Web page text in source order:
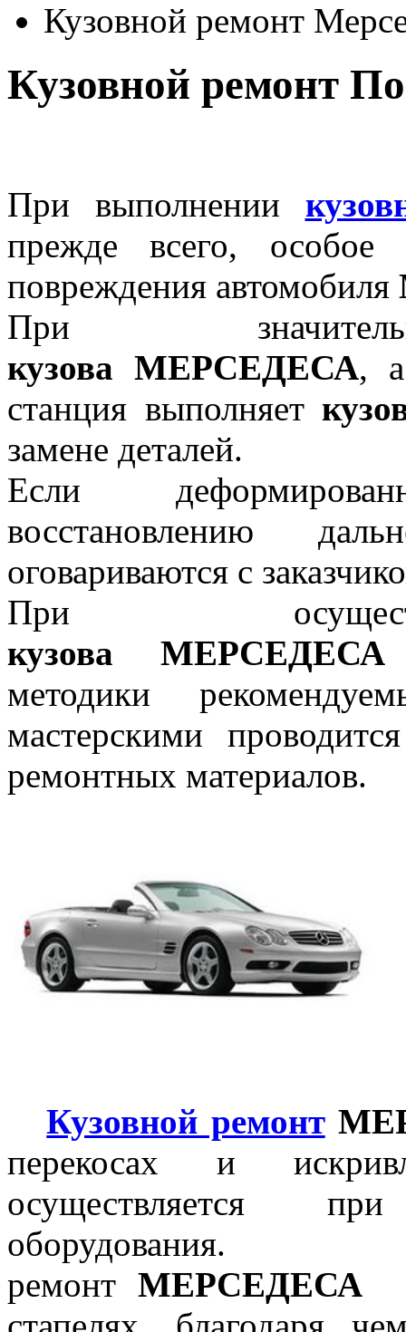
Кузовной ремонт
Кузовной ремонт
При выполнении
прежде всего, особое
повреждения автомобиля
При
кузоваМЕРСЕДЕСА,
станция выполняет
замене деталей.
Если
восстановлению
оговариваются с
При
кузоваМЕРСЕДЕСА
методики
мастерскими
ремонтных материалов.
Кузовной ремонт
перекосах и
осуществляется
ремонтМЕРСЕДЕСА